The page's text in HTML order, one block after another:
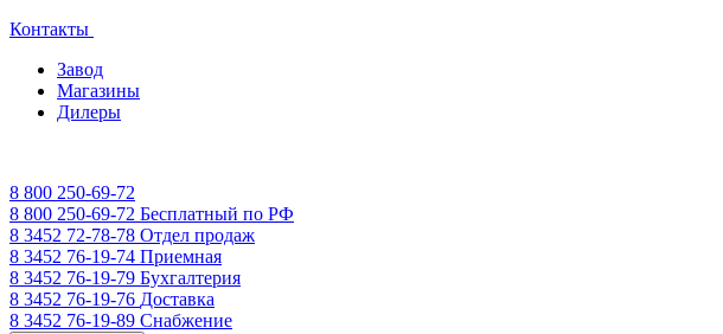
Контакты
Завод
Магазины
Дилеры
8 800 250-69-72
8 800 250-69-72 Бесплатный по РФ
8 3452 72-78-78 Отдел продаж
8 3452 76-19-74 Приемная
8 3452 76-19-79 Бухгалтерия
8 3452 76-19-76 Доставка
8 3452 76-19-89 Снабжение